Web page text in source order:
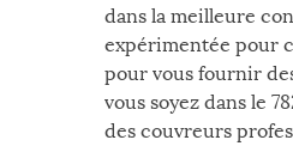
dans la meilleure
expérimentée pour
pour vous fournir
vous soyez dans le
des couvreurs